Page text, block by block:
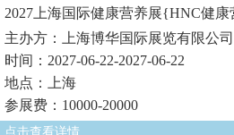
2027上海国际健康营养展{HNC健
主办方：上海博华国际展览有限公司
时间：2027-06-22-2027-06-22
地点：上海
参展费：10000-20000
点击查看详情